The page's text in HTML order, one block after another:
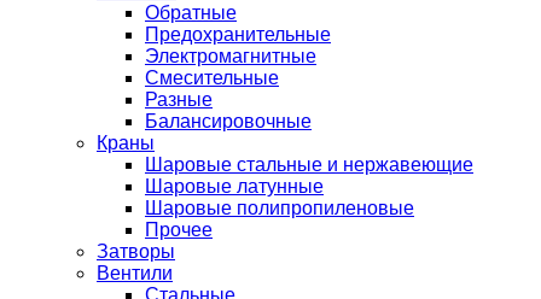
Обратные
Предохранительные
Электромагнитные
Смесительные
Разные
Балансировочные
Краны
Шаровые стальные и нержавеющие
Шаровые латунные
Шаровые полипропиленовые
Прочее
Затворы
Вентили